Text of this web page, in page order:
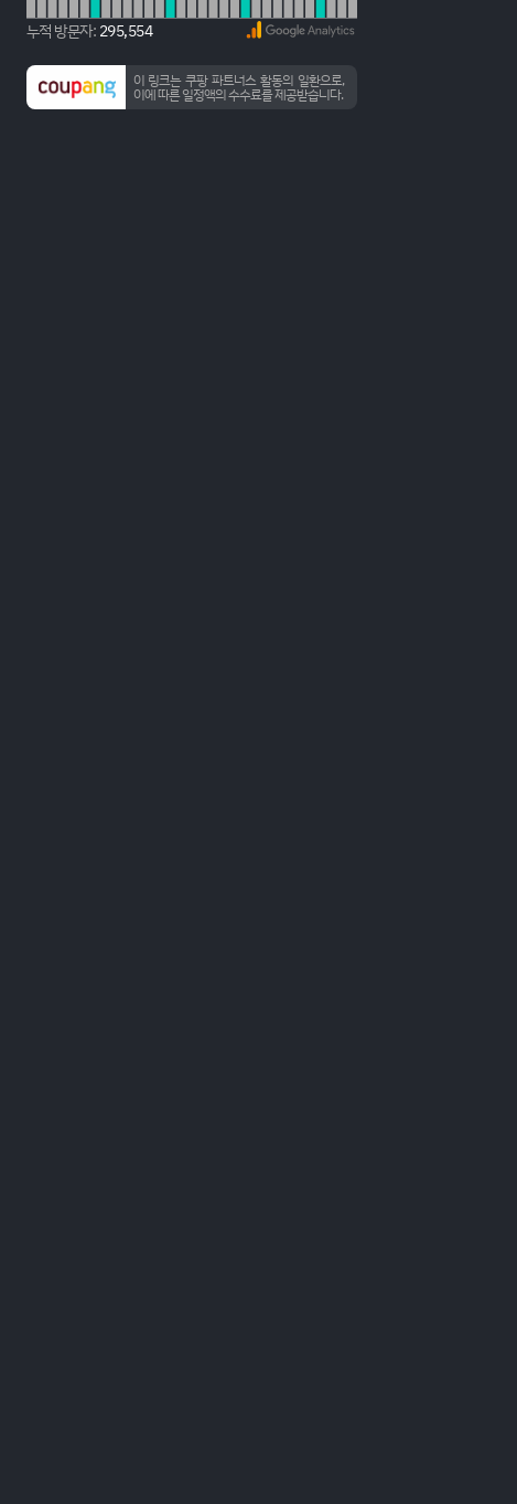
누적 방문자: 295,554
이 링크는 쿠팡 파트너스 활동의 일환으로,
이에 따른 일정액의 수수료를 제공받습니다.